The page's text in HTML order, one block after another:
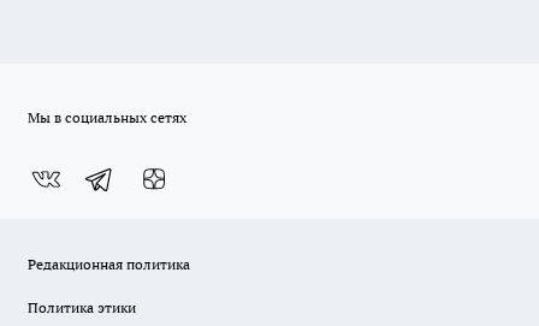
Мы в социальных сетях
Редакционная политика
Политика этики